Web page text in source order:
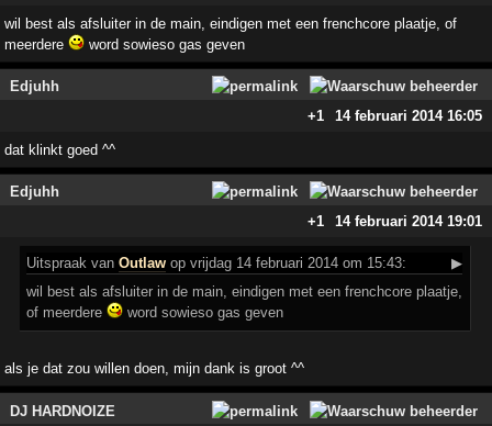
wil best als afsluiter in de main, eindigen met een frenchcore plaatje, of
meerdere
word sowieso gas geven
Edjuhh
+1
14 februari 2014 16:05
dat klinkt goed ^^
Edjuhh
+1
14 februari 2014 19:01
Uitspraak vanOutlaw op vrijdag 14 februari 2014 om 15:43:
▶
wil best als afsluiter in de main, eindigen met een frenchcore plaatje,
of meerdere
word sowieso gas geven
als je dat zou willen doen, mijn dank is groot ^^
DJ HARDNOIZE